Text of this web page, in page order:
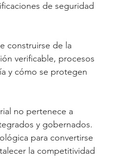
de seguridad
construirse de la
verificable, procesos
y cómo se protegen
no pertenece a
y gobernados.
para convertirse
la competitividad